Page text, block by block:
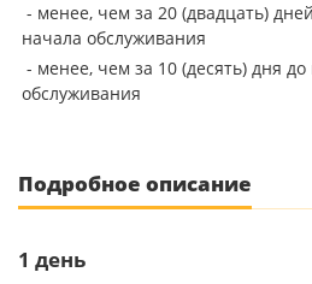
- менее, чем за 20 (двадцать)
начала обслуживания
- менее, чем за 10 (десять) дня до
обслуживания
Подробное описание
1 день